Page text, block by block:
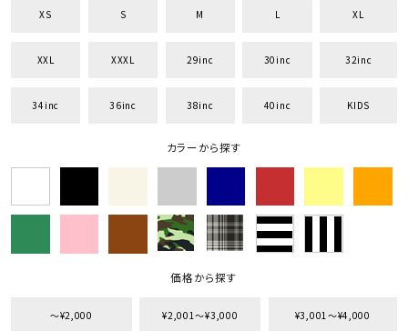
XS S M L XL
XXL XXXL 29inc 30inc 32inc
34inc 36inc 38inc 40inc KIDS
カラーから探す
価格から探す
〜¥2,000 ¥2,001〜¥3,000 ¥3,001〜¥4,000